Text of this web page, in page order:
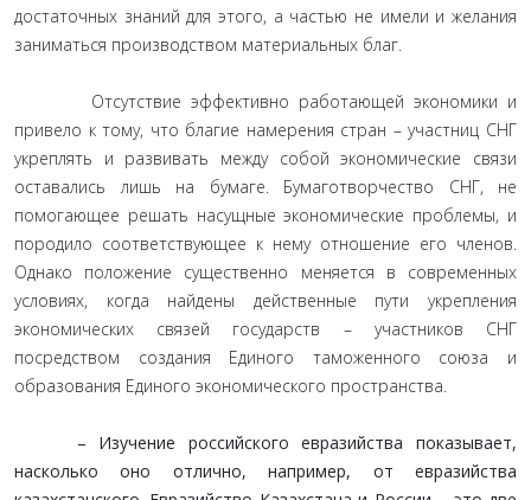
достаточных знаний для этого, а частью не имели и желания
заниматься производством материальных благ.
Отсутствие эффективно работающей экономики и
привело к тому, что благие намерения стран – участниц СНГ
укреплять и развивать между собой экономические связи
оставались лишь на бумаге. Бумаготворчество СНГ, не
помогающее решать насущные экономические проблемы, и
породило соответствующее к нему отношение его членов.
Однако положение существенно меняется в современных
условиях, когда найдены действенные пути укрепления
экономических связей государств – участников СНГ
посредством создания Единого таможенного союза и
образования Единого экономического пространства.
– Изучение российского евразийства показывает,
насколько оно отлично, например, от евразийства